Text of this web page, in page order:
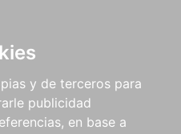
y de terceros para
publicidad
en base a